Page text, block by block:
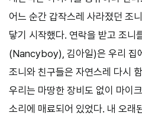
어느 순간 갑작스레 사라졌던 조
닿기 시작했다. 연락을 받고 조니
(Nancyboy), 김아일)은 우리 집
조니와 친구들은 자연스레 다시
우리는 마땅한 장비도 없이 마이
소리에 매료되어 있었다. 내 오래